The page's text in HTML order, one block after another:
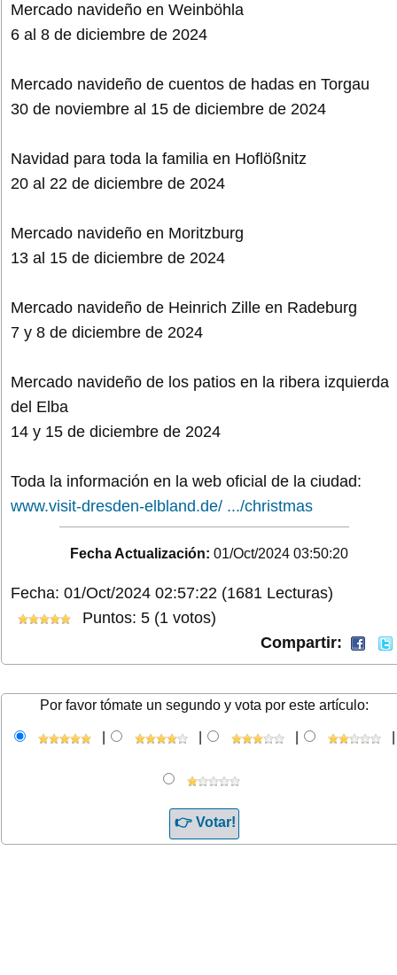
Mercado navideño en Weinböhla
6 al 8 de diciembre de 2024
Mercado navideño de cuentos de hadas en Torgau
30 de noviembre al 15 de diciembre de 2024
Navidad para toda la familia en Hoflößnitz
20 al 22 de diciembre de 2024
Mercado navideño en Moritzburg
13 al 15 de diciembre de 2024
Mercado navideño de Heinrich Zille en Radeburg
7 y 8 de diciembre de 2024
Mercado navideño de los patios en la ribera izquierda
del Elba
14 y 15 de diciembre de 2024
Toda la información en la web oficial de la ciudad:
www.visit-dresden-elbland.de/ .../christmas
Fecha Actualización: 01/Oct/2024 03:50:20
Fecha: 01/Oct/2024 02:57:22 (1681 Lecturas)
Puntos: 5 (1 votos)
Compartir:
Por favor tómate un segundo y vota por este artículo: